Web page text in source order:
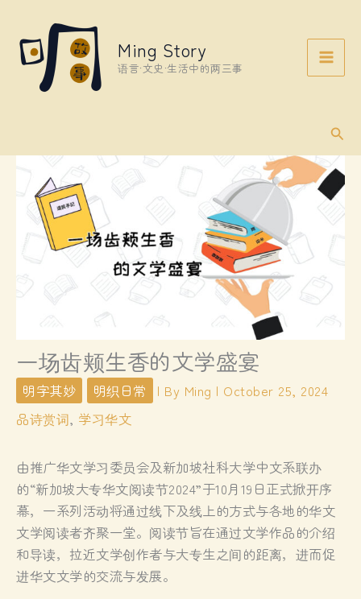
content
Ming Story
语言·文史·生活中的两三事
一场齿颊生香的文学盛宴
明字其妙 明织日常 | By Ming | October 25, 2024
品诗赏词, 学习华文
由推广华文学习委员会及新加坡社科大学中文系联办
的“新加坡大专华文阅读节2024”于10月19日正式掀开序
幕，一系列活动将通过线下及线上的方式与各地的华文
文学阅读者齐聚一堂。阅读节旨在通过文学作品的介绍
和导读，拉近文学创作者与大专生之间的距离，进而促
进华文文学的交流与发展。